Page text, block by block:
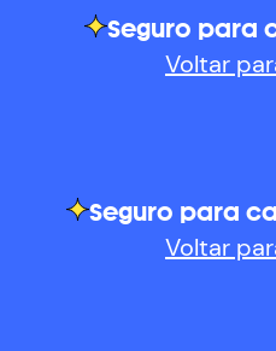
Seguro para
Voltar
Seguro para
Voltar